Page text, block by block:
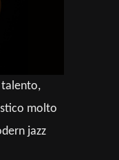
talento,
molto
jazz